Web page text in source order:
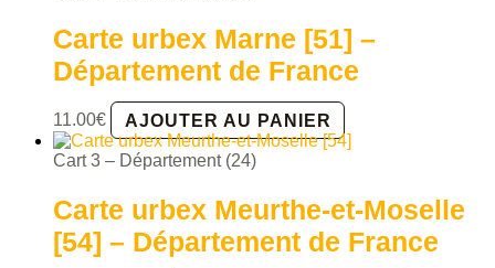
17.00€.9.00€.
Carte urbex Marne [51] –
Département de France
11.00€ AJOUTER AU PANIER
Cart 3 – Département (24)
Carte urbex Meurthe-et-Moselle
[54] – Département de France